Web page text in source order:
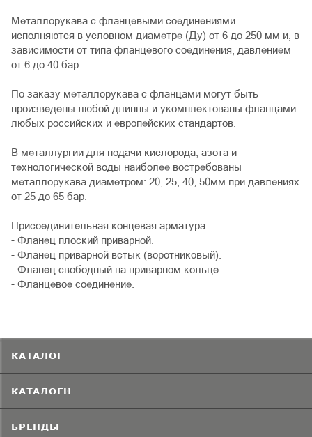
Металлорукава с фланцевыми соединениями
исполняются в условном диаметре (Ду) от 6 до 250 мм и, в
зависимости от типа фланцевого соединения, давлением
от 6 до 40 бар.
По заказу металлорукава с фланцами могут быть
произведены любой длинны и укомплектованы фланцами
любых российских и европейских стандартов.
В металлургии для подачи кислорода, азота и
технологической воды наиболее востребованы
металлорукава диаметром: 20, 25, 40, 50мм при давлениях
от 25 до 65 бар.
Присоединительная концевая арматура:
- Фланец плоский приварной.
- Фланец приварной встык (воротниковый).
- Фланец свободный на приварном кольце.
- Фланцевое соединение.
КАТАЛОГ
КАТАЛОГИ
БРЕНДЫ